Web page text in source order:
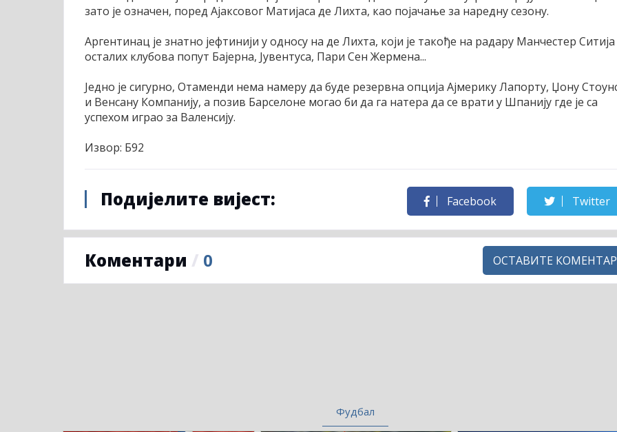
зато је означен, поред Ајаксовог Матијаса де Лихта, као појачање за наредну сезону.
Аргентинац је знатно јефтинији у односу на де Лихта, који је такође на радару Манчестер
осталих клубова попут Бајерна, Јувентуса, Пари Сен Жермена...
Једно је сигурно, Отаменди нема намеру да буде резервна опција Ајмерику Лапорту, Џону
и Венсану Компанију, а позив Барселоне могао би да га натера да се врати у Шпанију где је са
успехом играо за Валенсију.
Извор: Б92
Подијелите вијест: Facebook Twitter
Коментари / 0 ОСТАВИТЕ КОМЕНТАР
Фудбал